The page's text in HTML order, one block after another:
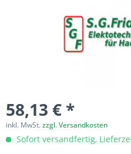
58,13 € *
inkl. MwSt.zzgl. Versandkosten
Sofort versandfertig,